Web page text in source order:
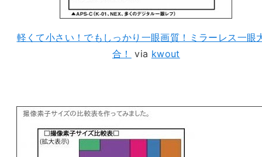
軽くて小さい！でもしっかり一眼画質！ミラーレス一眼
合！
via kwout